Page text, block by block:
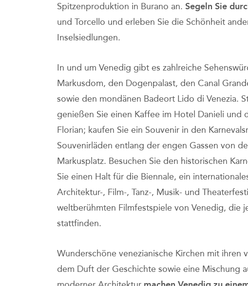
Spitzenproduktion in Burano an. Segeln Sie
und Torcello und erleben Sie die Schönheit
Inselsiedlungen.
In und um Venedig gibt es zahlreiche
Markusdom, den Dogenpalast, den Canal
sowie den mondänen Badeort Lido di Venezia.
genießen Sie einen Kaffee im Hotel Danieli und
Florian; kaufen Sie ein Souvenir in den
Souvenirläden entlang der engen Gassen von
Markusplatz. Besuchen Sie den historischen
Sie einen Halt für die Biennale, ein
Architektur-, Film-, Tanz-, Musik- und
weltberühmten Filmfestspiele von Venedig, die
stattfinden.
Wunderschöne venezianische Kirchen mit ihren
dem Duft der Geschichte sowie eine Mischung